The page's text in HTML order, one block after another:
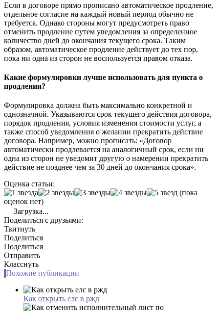
Если в договоре прямо прописано автоматическое продление,
отдельное согласие на каждый новый период обычно не
требуется. Однако стороны могут предусмотреть право
отменить продление путем уведомления за определенное
количество дней до окончания текущего срока. Таким
образом, автоматическое продление действует до тех пор,
пока ни одна из сторон не воспользуется правом отказа.
Какие формулировки лучше использовать для пункта о
продлении?
Формулировка должна быть максимально конкретной и
однозначной. Указываются срок текущего действия договора,
порядок продления, условия изменения стоимости услуг, а
также способ уведомления о желании прекратить действие
договора. Например, можно прописать: «Договор
автоматически продлевается на аналогичный срок, если ни
одна из сторон не уведомит другую о намерении прекратить
действие не позднее чем за 30 дней до окончания срока».
Оценка статьи:
(пока
оценок нет)
Загрузка...
Поделиться с друзьями:
Твитнуть
Поделиться
Поделиться
Отправить
Класснуть
Похожие публикации
Как открыть елс в ржд